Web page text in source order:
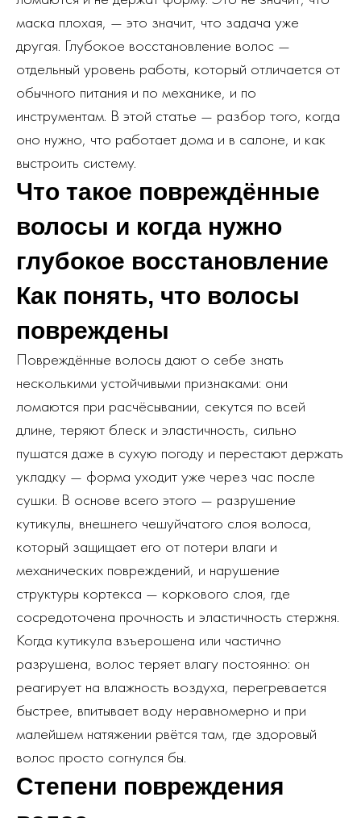
маска плохая, — это значит, что задача уже
другая. Глубокое восстановление волос —
отдельный уровень работы, который отличается от
обычного питания и по механике, и по
инструментам. В этой статье — разбор того, когда
оно нужно, что работает дома и в салоне, и как
выстроить систему.
Что такое повреждённые
волосы и когда нужно
глубокое восстановление
Как понять, что волосы
повреждены
Повреждённые волосы дают о себе знать
несколькими устойчивыми признаками: они
ломаются при расчёсывании, секутся по всей
длине, теряют блеск и эластичность, сильно
пушатся даже в сухую погоду и перестают держать
укладку — форма уходит уже через час после
сушки. В основе всего этого — разрушение
кутикулы, внешнего чешуйчатого слоя волоса,
который защищает его от потери влаги и
механических повреждений, и нарушение
структуры кортекса — коркового слоя, где
сосредоточена прочность и эластичность стержня.
Когда кутикула взъерошена или частично
разрушена, волос теряет влагу постоянно: он
реагирует на влажность воздуха, перегревается
быстрее, впитывает воду неравномерно и при
малейшем натяжении рвётся там, где здоровый
волос просто согнулся бы.
Степени повреждения